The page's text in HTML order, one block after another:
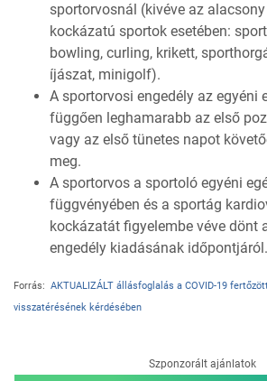
sportorvosnál (kivéve az
kockázatú sportok esetében:
bowling, curling, krikett,
íjászat, minigolf).
A sportorvosi engedély az egyéni
függően leghamarabb az első
vagy az első tünetes napot
meg.
A sportorvos a sportoló egyéni
függvényében és a sportág
kockázatát figyelembe véve dönt
engedély kiadásának időpontjáról.
Forrás: AKTUALIZÁLT állásfoglalás a COVID-19
visszatérésének kérdésében
Szponzorált ajánlatok